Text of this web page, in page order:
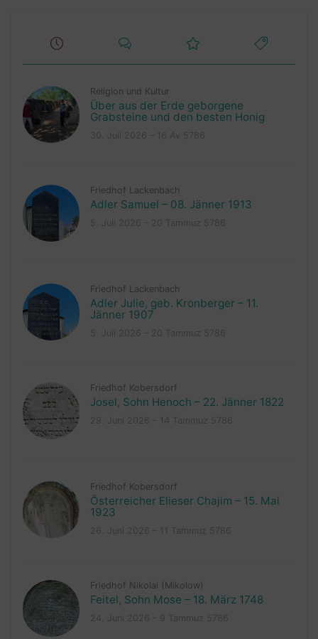
Religion und Kultur
Über aus der Erde geborgene
Grabsteine und den besten Honig
Friedhof Lackenbach
Adler Samuel – 08. Jänner 1913
Friedhof Lackenbach
Adler Julie, geb. Kronberger – 11.
Jänner 1907
Friedhof Kobersdorf
Josel, Sohn Henoch – 22. Jänner 1822
Friedhof Kobersdorf
Österreicher Elieser Chajim – 15. Mai
1923
Friedhof Nikolai (Mikolow)
Feitel, Sohn Mose – 18. März 1748